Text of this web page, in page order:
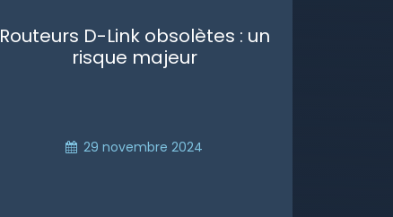
Routeurs D-Link obsolètes : un
risque majeur
29 novembre 2024